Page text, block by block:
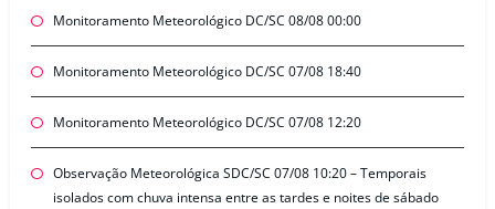
Monitoramento Meteorológico DC/SC 08/08 00:00
Monitoramento Meteorológico DC/SC 07/08 18:40
Monitoramento Meteorológico DC/SC 07/08 12:20
Observação Meteorológica SDC/SC 07/08 10:20 – Temporais
isolados com chuva intensa entre as tardes e noites de sábado